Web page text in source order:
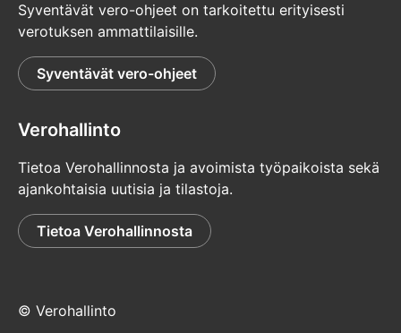
Syventävät vero-ohjeet on tarkoitettu erityisesti
verotuksen ammattilaisille.
Syventävät vero-ohjeet
Verohallinto
Tietoa Verohallinnosta ja avoimista työpaikoista sekä
ajankohtaisia uutisia ja tilastoja.
Tietoa Verohallinnosta
© Verohallinto